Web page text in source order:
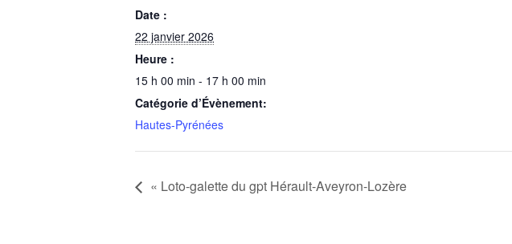
Date :
22 janvier 2026
Heure :
15 h 00 min - 17 h 00 min
Catégorie d’Évènement:
Hautes-Pyrénées
« Loto-galette du gpt Hérault-Aveyron-Lozère